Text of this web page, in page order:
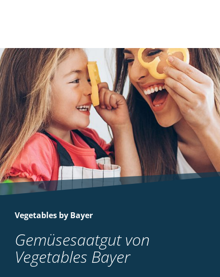
Vegetables by Bayer
Gemüsesaatgut von
Vegetables Bayer